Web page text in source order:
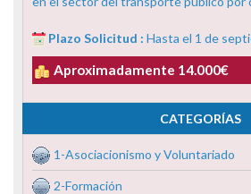
Plazo Solicitud : Hasta el 1 de
Aproximadamente 14.000€
CATEGORÍAS
1-Asociacionismo y Voluntariado
2-Formación